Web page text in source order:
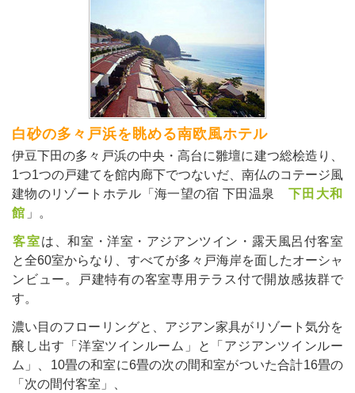
白砂の多々戸浜を眺める南欧風ホテル
伊豆下田の多々戸浜の中央・高台に雛壇に建つ総桧造り、
1つ1つの戸建てを館内廊下でつないだ、南仏のコテージ風
建物のリゾートホテル「海一望の宿 下田温泉 下田大和
館 」。
客室は、和室・洋室・アジアンツイン・露天風呂付客室
と全60室からなり、すべてが多々戸海岸を面したオーシャ
ンビュー。戸建特有の客室専用テラス付で開放感抜群で
す。
濃い目のフローリングと、アジアン家具がリゾート気分を
醸し出す「洋室ツインルーム」と「アジアンツインルー
ム」、10畳の和室に6畳の次の間和室がついた合計16畳の
「次の間付客室」、